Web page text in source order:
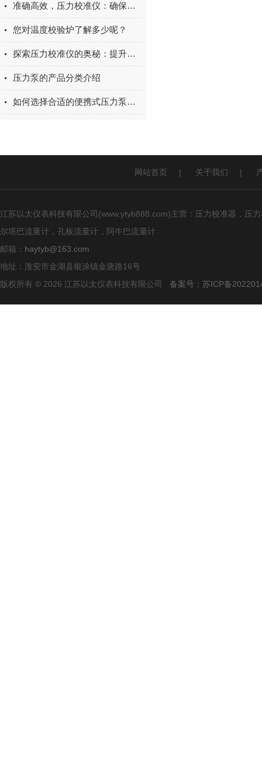
准确高效，压力校准仪：确保测量精度的关键工具
您对温度校验炉了解多少呢？
探索压力校准仪的奥秘：提升设备性能与可靠性的关键仪器
压力泵的产品分类介绍
如何选择合适的便携式压力泵？压力范围、介质类型与选型要点
网站首页 | 关于我们 |
江苏以太仪表科技有限公司(www.ytyb888.com)主营：压力校准器，压
尔塔巴流量计，孔板流量计，阿牛巴流量计
邮箱： haytyb@163.com
地址：淮安市金湖县银涂镇金唐路16号
版权所有 © 2026 江苏以太仪表科技有限公司 备案号：苏ICP备